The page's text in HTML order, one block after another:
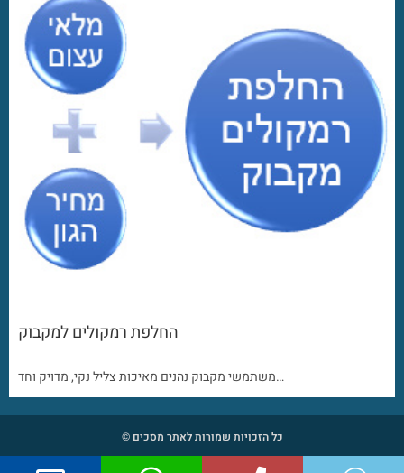
החלפת רמקולים למקבוק
משתמשי מקבוק נהנים מאיכות צליל נקי, מדויק וחד…
כל הזכויות שמורות לאתר מסכים ©